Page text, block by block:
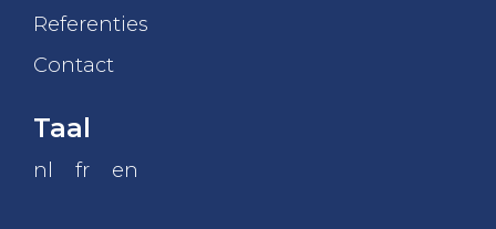
Referenties
Contact
Taal
nl fr en